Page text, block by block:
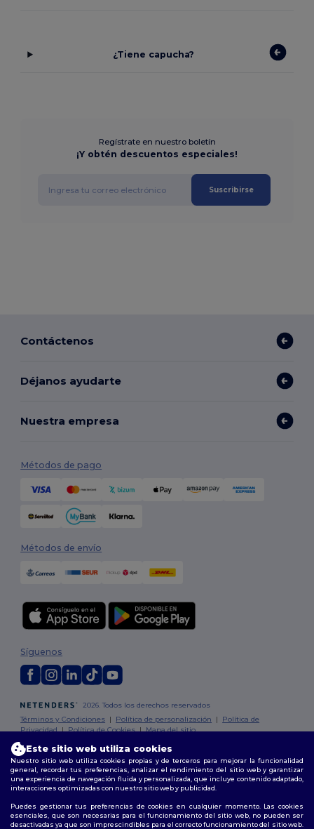
¿Tiene capucha?
Regístrate en nuestro boletín
¡Y obtén descuentos especiales!
Suscribirse
Contáctenos
Déjanos ayudarte
Nuestra empresa
Métodos de pago
Métodos de envío
2026. Todos los derechos reservados
Términos y Condiciones | Política de personalización | Política de
Privacidad|Política de Cookies|Mapa del sitio
Síguenos
Madrid| Barcelona | Valencia|Seville |Zaragoza|Málaga |Murcia |
Palma | Bilbao | Alicante
Este sitio web utiliza cookies
Nuestro sitio web utiliza cookies propias y de terceros para mejorar la funcionalidad
general, recordar tus preferencias, analizar el rendimiento del sitio web y garantizar
una experiencia de navegación fluida y personalizada, que incluye contenido adaptado,
interacciones optimizadas con nuestro sitio web y publicidad.
Puedes gestionar tus preferencias de cookies en cualquier momento. Las cookies
esenciales, que son necesarias para el funcionamiento del sitio web, no pueden ser
desactivadas ya que son imprescindibles para el correcto funcionamiento del sitio web.